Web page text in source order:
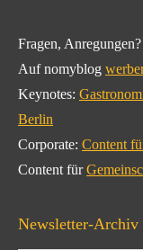
Fragen, Anregungen?
Auf nomyblog
Keynotes:
Berlin
Corporate: Content
Content für
Newsletter-Archiv